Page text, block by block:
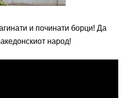
и починати борци! Да
народ!